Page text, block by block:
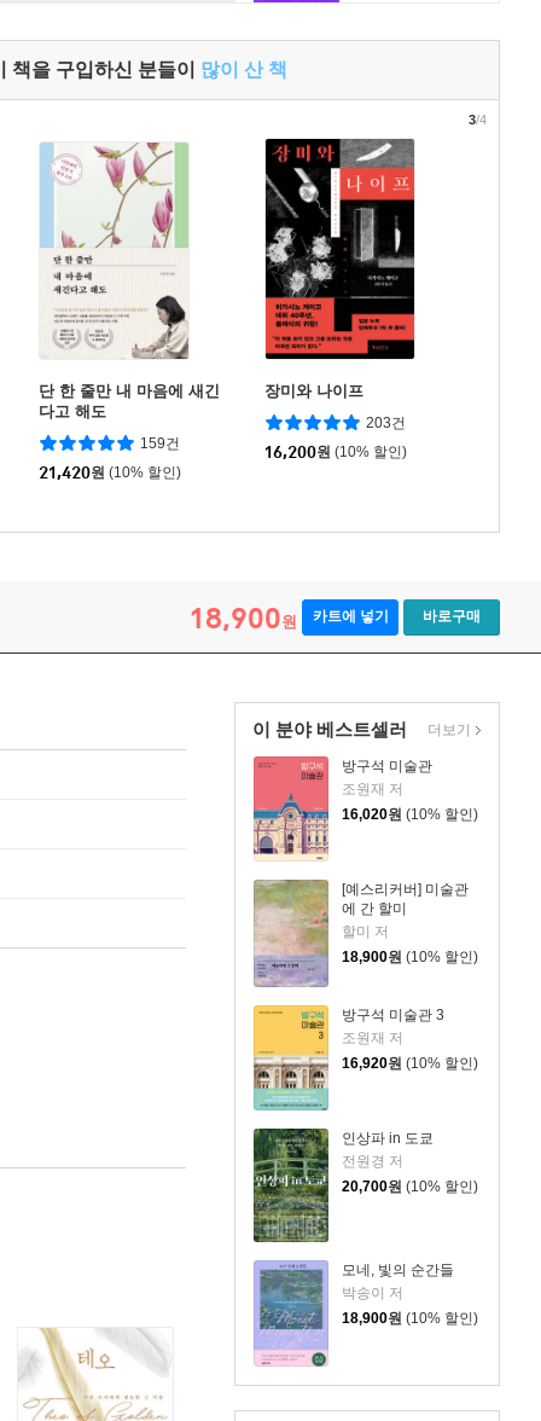
책을 구입하신 분들이 많이 산 책
단 한 줄만 내 마음에 새긴
다고 해도
159건
21,420원 (10% 할인)
장미와 나이프
203건
16,200원 (10% 할인)
3/4
18,900원 카트에 넣기 바로구매
이 분야 베스트셀러
방구석 미술관
조원재 저
16,020원 (10% 할인)
[예스리커버] 미술관
에 간 할미
할미 저
18,900원 (10% 할인)
방구석 미술관 3
조원재 저
16,920원 (10% 할인)
인상파 in 도쿄
전원경 저
20,700원 (10% 할인)
모네, 빛의 순간들
박송이 저
18,900원 (10% 할인)
더보기